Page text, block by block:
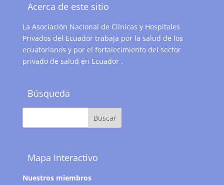
Acerca de este sitio
La Asociación Nacional de Clínicas y Hospitales
Privados del Ecuador trabaja por la salud de los
ecuatorianos y por el fortalecimiento del sector
privado de salud en Ecuador .
Búsqueda
Mapa Interactivo
Nuestros miembros